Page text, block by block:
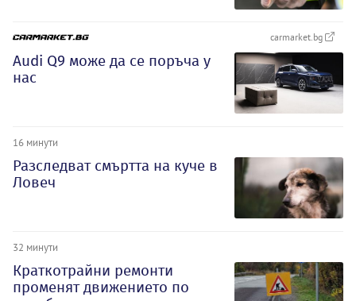
carmarket.bg
Audi Q9 може да се поръча у
нас
16 минути
Разследват смъртта на куче в
Ловеч
32 минути
Краткотрайни ремонти
променят движението по